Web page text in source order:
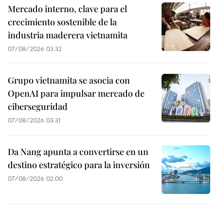
Mercado interno, clave para el
crecimiento sostenible de la
industria maderera vietnamita
07/08/2026 03:32
Grupo vietnamita se asocia con
OpenAI para impulsar mercado de
ciberseguridad
07/08/2026 03:31
Da Nang apunta a convertirse en un
destino estratégico para la inversión
07/08/2026 02:00